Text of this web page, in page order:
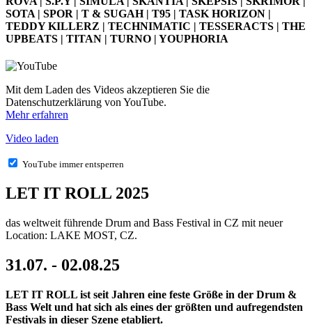
SOTA | SPOR | T & SUGAH | T95 | TASK HORIZON |
TEDDY KILLERZ | TECHNIMATIC | TESSERACTS | THE
UPBEATS | TITAN | TURNO | YOUPHORIA
Mit dem Laden des Videos akzeptieren Sie die
Datenschutzerklärung von YouTube.
Mehr erfahren
Video laden
YouTube immer entsperren
LET IT ROLL 2025
das weltweit führende Drum and Bass Festival in CZ mit neuer
Location: LAKE MOST, CZ.
31.07. - 02.08.25
LET IT ROLL ist seit Jahren eine feste Größe in der Drum &
Bass Welt und hat sich als eines der größten und aufregendsten
Festivals in dieser Szene etabliert.